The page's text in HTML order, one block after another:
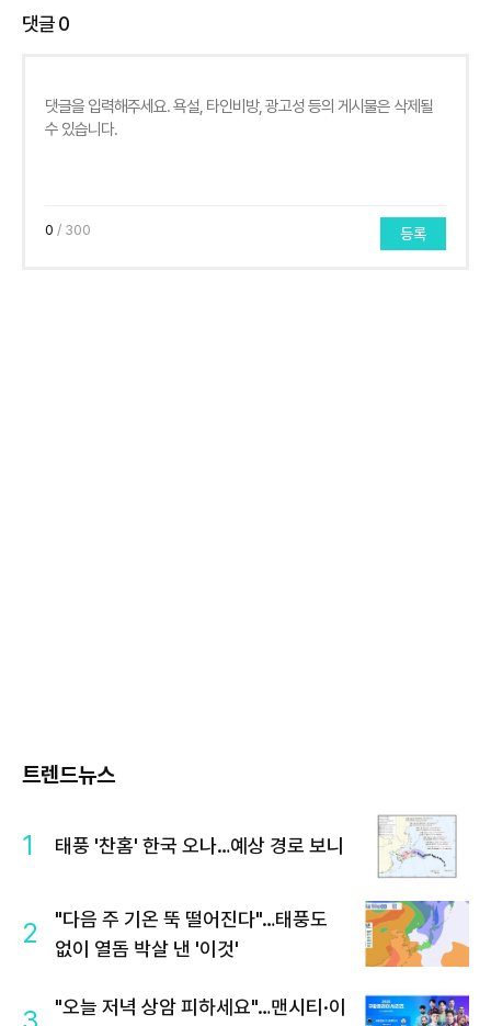
댓글0
0 / 300 등록
트렌드뉴스
1 태풍 '찬홈' 한국 오나…예상 경로 보니
2
"다음 주 기온 뚝 떨어진다"…태풍도
없이 열돔 박살 낸 '이것'
"오늘 저녁 상암 피하세요"…맨시티·이